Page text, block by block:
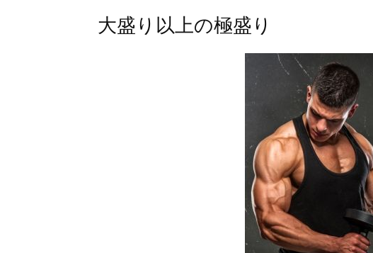
大盛り以上の極盛り